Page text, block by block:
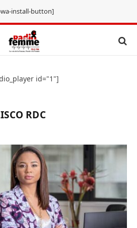
install-button]
id="1"]
RDC